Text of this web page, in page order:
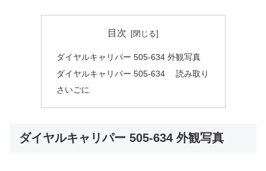
目次
ダイヤルキャリパー 505-634 外観写真
ダイヤルキャリパー 505-634 読み取り
さいごに
ダイヤルキャリパー 505-634 外観写真